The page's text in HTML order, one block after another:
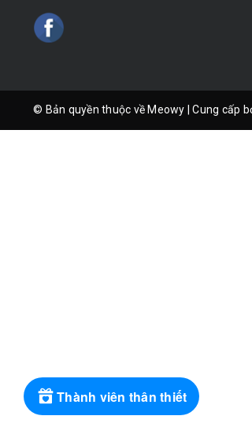
© Bản quyền thuộc về Meowy Cung cấp
Thành viên thân thiết